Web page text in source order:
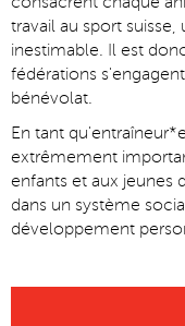
travail au sport
inestimable. Il est
fédérations
bénévolat.
En tant
extrêmement
enfants et aux jeunes
dans un système
développement